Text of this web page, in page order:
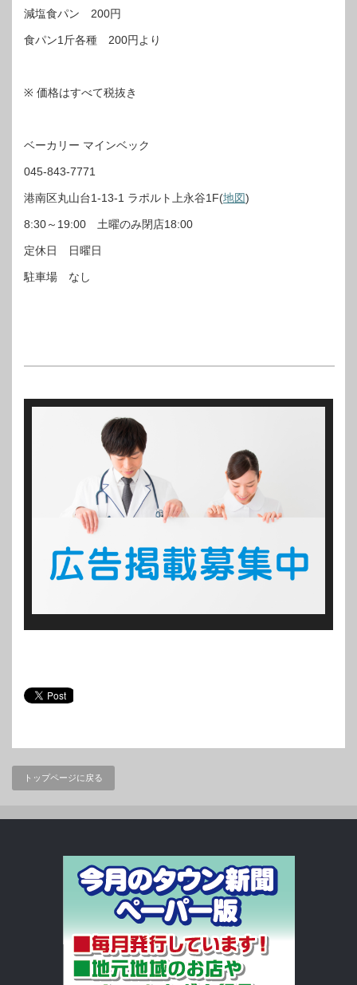
減塩食パン 200円
食パン1斤各種 200円より
※ 価格はすべて税抜き
ベーカリー マインベック
045-843-7771
港南区丸山台1-13-1 ラポルト上永谷1F(地図)
8:30～19:00 土曜のみ閉店18:00
定休日 日曜日
駐車場 なし
トップページに戻る